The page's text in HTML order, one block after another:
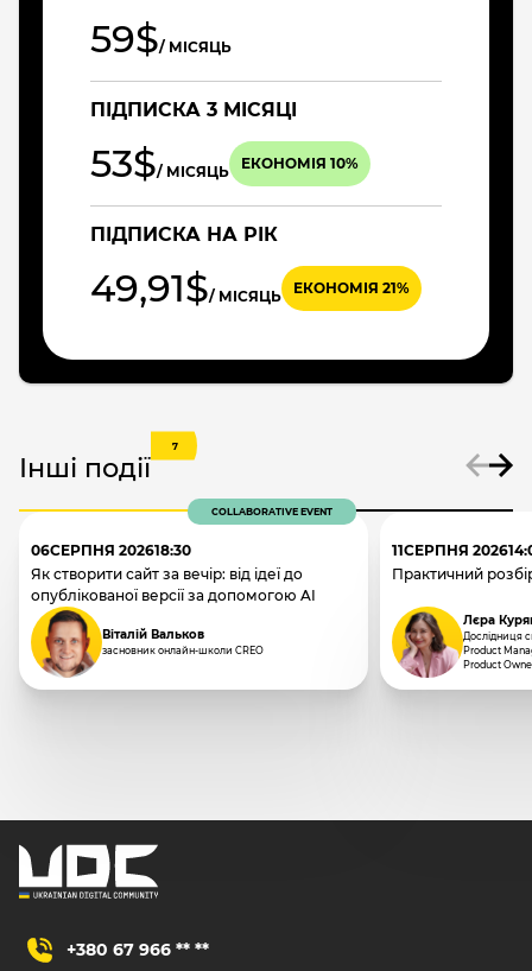
59$/ МІСЯЦЬ
ПІДПИСКА 3 МІСЯЦІ
53$/ МІСЯЦЬ ЕКОНОМІЯ 10%
ПІДПИСКА НА РІК
49,91$/ МІСЯЦЬ ЕКОНОМІЯ 21%
Інші події
7
COLLABORATIVE EVENT
06СЕРПНЯ 202618:30
Як створити сайт за вечір: від ідеї до
опублікованої версії за допомогою AI
Віталій Вальков
засновник онлайн-школи CREO
11СЕРПНЯ 2026
Практичний
Лєра
Дослідниця
Product
Product
+380 67 966 ** **